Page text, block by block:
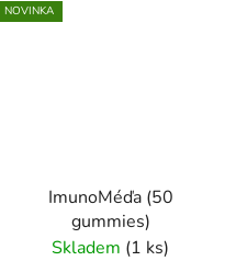
NOVINKA
ImunoMéďa (50
gummies)
Skladem (1 ks)